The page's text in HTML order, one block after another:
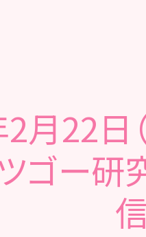
月22日
ツゴー研